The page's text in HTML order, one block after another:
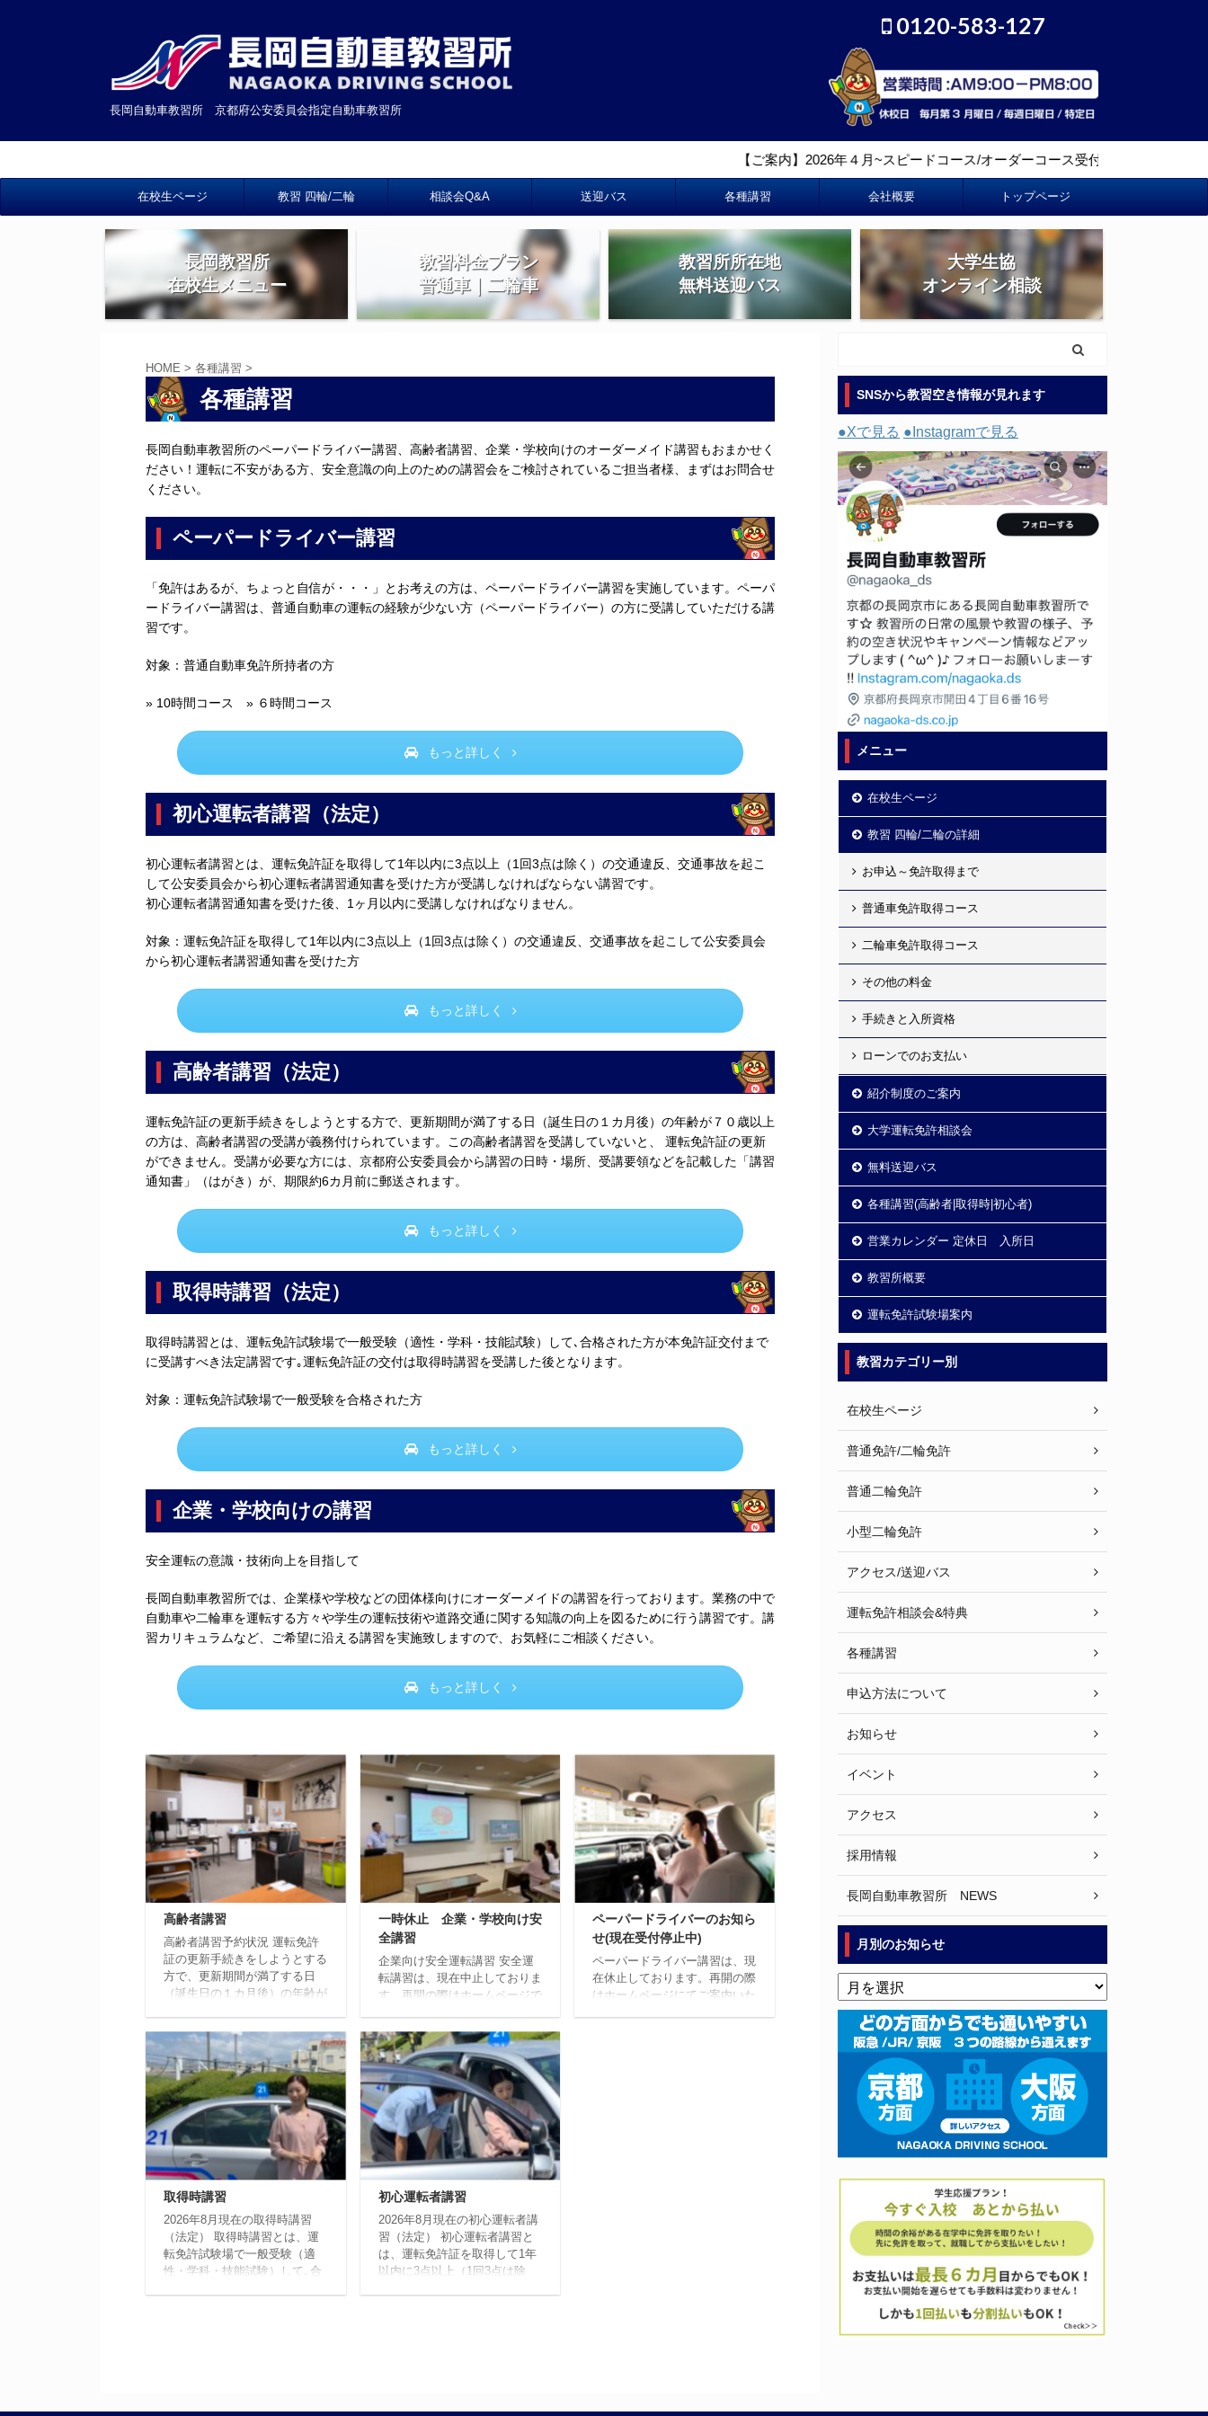
長岡自動車教習所 京都府公安委員会指定自動車教習所
0120-583-127
【ご案内】2026年４月~スピードコース/オーダーコース受付再開しました。
在校生ページ 教習 四輪/二輪 相談会Q&A 送迎バス 各種講習 会社概要 トップページ
長岡教習所
在校生メニュー
教習料金プラン
普通車｜二輪車
教習所所在地
無料送迎バス
大学生協
オンライン相談
HOME > 各種講習 >
各種講習
長岡自動車教習所のペーパードライバー講習、高齢者講習、企業・学校向けのオーダーメイド講習もおまかせく
ださい！運転に不安がある方、安全意識の向上のための講習会をご検討されているご担当者様、まずはお問合せ
ください。
ペーパードライバー講習
「免許はあるが、ちょっと自信が・・・」とお考えの方は、ペーパードライバー講習を実施しています。ペーパ
ードライバー講習は、普通自動車の運転の経験が少ない方（ペーパードライバー）の方に受講していただける講
習です。
対象：普通自動車免許所持者の方
» 10時間コース » ６時間コース
もっと詳しく
初心運転者講習（法定）
初心運転者講習とは、運転免許証を取得して1年以内に3点以上（1回3点は除く）の交通違反、交通事故を起こ
して公安委員会から初心運転者講習通知書を受けた方が受講しなければならない講習です。
初心運転者講習通知書を受けた後、1ヶ月以内に受講しなければなりません。
対象：運転免許証を取得して1年以内に3点以上（1回3点は除く）の交通違反、交通事故を起こして公安委員会
から初心運転者講習通知書を受けた方
もっと詳しく
高齢者講習（法定）
運転免許証の更新手続きをしようとする方で、更新期間が満了する日（誕生日の１カ月後）の年齢が７０歳以上
の方は、高齢者講習の受講が義務付けられています。この高齢者講習を受講していないと、 運転免許証の更新
ができません。受講が必要な方には、京都府公安委員会から講習の日時・場所、受講要領などを記載した「講習
通知書」（はがき）が、期限約6カ月前に郵送されます。
もっと詳しく
取得時講習（法定）
取得時講習とは、運転免許試験場で一般受験（適性・学科・技能試験）して､合格された方が本免許証交付まで
に受講すべき法定講習です｡運転免許証の交付は取得時講習を受講した後となります。
対象：運転免許試験場で一般受験を合格された方
もっと詳しく
企業・学校向けの講習
安全運転の意識・技術向上を目指して
長岡自動車教習所では、企業様や学校などの団体様向けにオーダーメイドの講習を行っております。業務の中で
自動車や二輪車を運転する方々や学生の運転技術や道路交通に関する知識の向上を図るために行う講習です。講
習カリキュラムなど、ご希望に沿える講習を実施致しますので、お気軽にご相談ください。
もっと詳しく
高齢者講習
高齢者講習予約状況 運転免許
証の更新手続きをしようとする
方で、更新期間が満了する日
（誕生日の１カ月後）の年齢が
す。この高齢者講習を受講して
いないと、 運転免許証の更新
ができません。受講が必要な方
には、京都府公安委員会から講
習の日時・場所、受講要領など
を記載した「講習通知書」（は
がき）が、期限約6カ月前に郵
送されます。 高齢者講習予約
状況 現在の最新情報です。 ・
高齢者講習（75歳未満) 11月9
日以降予約可能 ・認知機能検
査、高齢者講習 11月12日以
...
一時休止 企業・学校向け安
全講習
企業向け安全運転講習 安全運
転講習は、現在中止しておりま
す。再開の際はホームページで
お掛け致しますがよろしくお願
い申し上げます。2025年6月25
日現在 長岡自動車教習所で
は、企業様や学校などの団体様
向けにオーダーメイドの講習を
行っております。業務の中で自
動車を運転する方々や学生の運
転技術や道路交通に関する知識
の向上を図るために行う講習で
す。 講習カリキュラムなど、
ご希望に沿える講習を実施致し
ますので、お気軽にご相談くだ
さい。 こんな方におすすめ 職
場や学校全体で ...
ペーパードライバーのお知ら
せ(現在受付停止中)
ペーパードライバー講習は、現
在休止しております。再開の際
はホームページにてご案内いた
取得時講習
2026年8月現在の取得時講習
（法定） 取得時講習とは、運
転免許試験場で一般受験（適
性・学科・技能試験）して､合
初心運転者講習
2026年8月現在の初心運転者講
習（法定） 初心運転者講習と
は、運転免許証を取得して1年
以内に3点以上（1回3点は除
SNSから教習空き情報が見れます
●Xで見る ●Instagramで見る
メニュー
在校生ページ
教習 四輪/二輪の詳細
お申込～免許取得まで
普通車免許取得コース
二輪車免許取得コース
その他の料金
手続きと入所資格
ローンでのお支払い
紹介制度のご案内
大学運転免許相談会
無料送迎バス
各種講習(高齢者|取得時|初心者)
営業カレンダー 定休日 入所日
教習所概要
運転免許試験場案内
教習カテゴリー別
在校生ページ
普通免許/二輪免許
普通二輪免許
小型二輪免許
アクセス/送迎バス
運転免許相談会&特典
各種講習
申込方法について
お知らせ
イベント
アクセス
採用情報
長岡自動車教習所 NEWS
月別のお知らせ